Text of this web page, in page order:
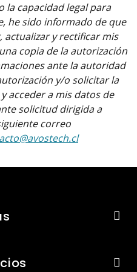
la capacidad legal para
he sido informado de que
actualizar y rectificar mis
copia de la autorización
ante la autoridad
y/o solicitar la
acceder a mis datos de
solicitud dirigida a
correo